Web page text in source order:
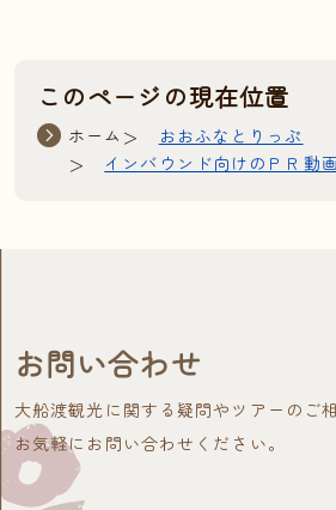
このページの現在位置
ホーム
おおふなとりっぷ
インバウンド向けのＰＲ動
お問い合わせ
大船渡観光に関する疑問やツアーのご
お気軽にお問い合わせください。